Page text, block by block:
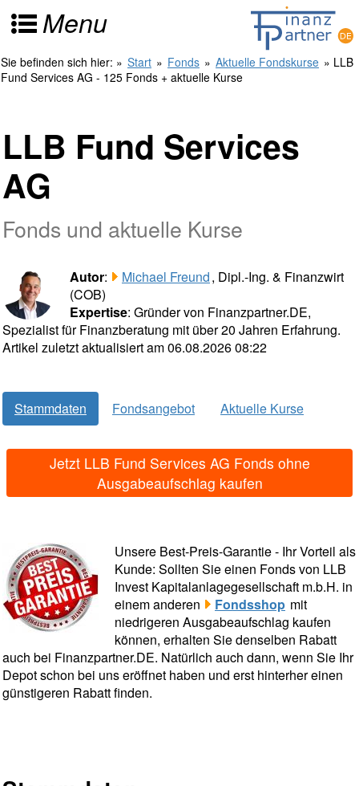
Menu
Sie befinden sich hier: » Start » Fonds » Aktuelle Fondskurse » LLB
Fund Services AG - 125 Fonds + aktuelle Kurse
LLB Fund Services
AG
Fonds und aktuelle Kurse
Autor: Michael Freund, Dipl.-Ing. & Finanzwirt
(COB)
Expertise: Gründer von Finanzpartner.DE,
Spezialist für Finanzberatung mit über 20 Jahren Erfahrung.
Artikel zuletzt aktualisiert am 06.08.2026 08:22
Stammdaten Fondsangebot Aktuelle Kurse
Jetzt LLB Fund Services AG Fonds ohne
Ausgabeaufschlag kaufen
Unsere Best-Preis-Garantie - Ihr Vorteil als
Kunde: Sollten Sie einen Fonds von LLB
Invest Kapitalanlagegesellschaft m.b.H. in
einem anderen
Fondsshop mit
niedrigeren Ausgabeaufschlag kaufen
können, erhalten Sie denselben Rabatt
auch bei Finanzpartner.DE. Natürlich auch dann, wenn Sie Ihr
Depot schon bei uns eröffnet haben und erst hinterher einen
günstigeren Rabatt finden.